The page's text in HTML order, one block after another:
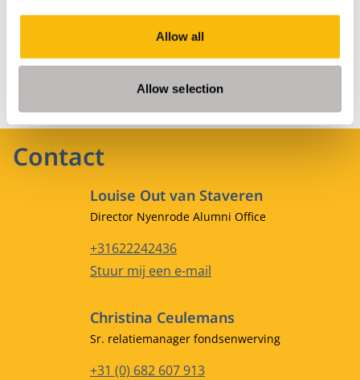
Allow all
Allow selection
GA NAAR
Contact
Louise Out van Staveren
Functietitel
Director Nyenrode Alumni Office
Telefoonnummer
+31622242436
E-mailadres
Stuur mij een e-mail
Christina Ceulemans
Functietitel
Sr. relatiemanager fondsenwerving
Telefoonnummer
+31 (0) 682 607 913